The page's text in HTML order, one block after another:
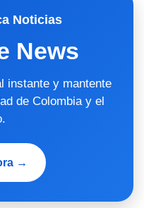
Noticias
News
instante y mantente
de Colombia y el
→